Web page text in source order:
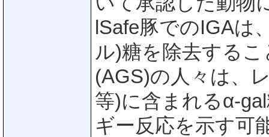
lSafe豚でのIGAは
ル)糖を除去する
(AGS)の人々は、
等)に含まれるα-
ギー反応を示す可